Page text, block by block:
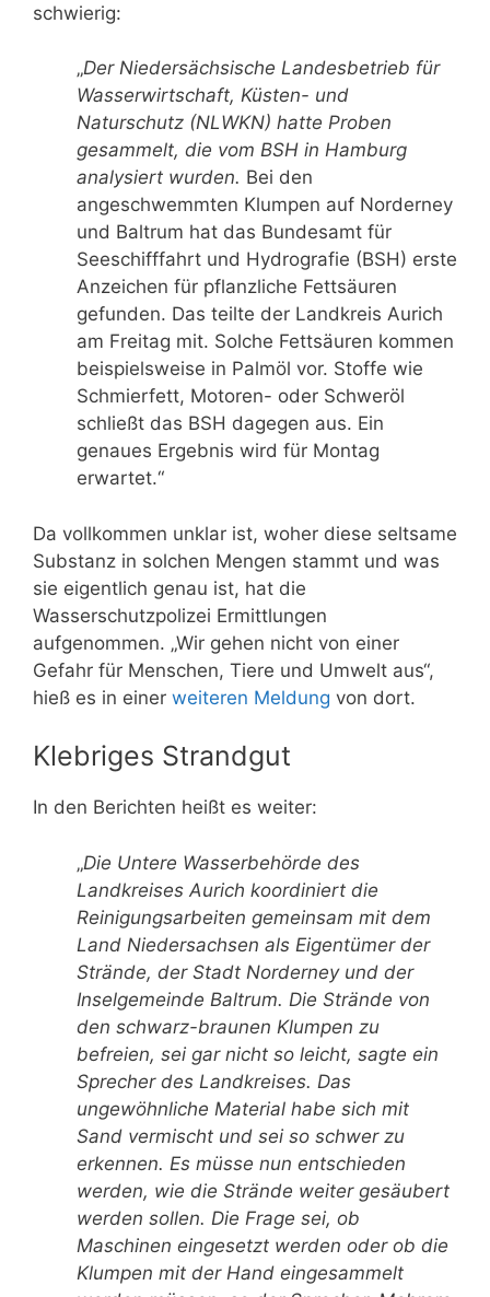
schwierig:
„Der Niedersächsische Landesbetrieb für
Wasserwirtschaft, Küsten- und
Naturschutz (NLWKN) hatte Proben
gesammelt, die vom BSH in Hamburg
analysiert wurden. Bei den
angeschwemmten Klumpen auf Norderney
und Baltrum hat das Bundesamt für
Seeschifffahrt und Hydrografie (BSH) erste
Anzeichen für pflanzliche Fettsäuren
gefunden. Das teilte der Landkreis Aurich
am Freitag mit. Solche Fettsäuren kommen
beispielsweise in Palmöl vor. Stoffe wie
Schmierfett, Motoren- oder Schweröl
schließt das BSH dagegen aus. Ein
genaues Ergebnis wird für Montag
erwartet.“
Da vollkommen unklar ist, woher diese seltsame
Substanz in solchen Mengen stammt und was
sie eigentlich genau ist, hat die
Wasserschutzpolizei Ermittlungen
aufgenommen. „Wir gehen nicht von einer
Gefahr für Menschen, Tiere und Umwelt aus“,
hieß es in einer weiteren Meldung von dort.
Klebriges Strandgut
In den Berichten heißt es weiter:
„Die Untere Wasserbehörde des
Landkreises Aurich koordiniert die
Reinigungsarbeiten gemeinsam mit dem
Land Niedersachsen als Eigentümer der
Strände, der Stadt Norderney und der
Inselgemeinde Baltrum. Die Strände von
den schwarz-braunen Klumpen zu
befreien, sei gar nicht so leicht, sagte ein
Sprecher des Landkreises. Das
ungewöhnliche Material habe sich mit
Sand vermischt und sei so schwer zu
erkennen. Es müsse nun entschieden
werden, wie die Strände weiter gesäubert
werden sollen. Die Frage sei, ob
Maschinen eingesetzt werden oder ob die
Klumpen mit der Hand eingesammelt